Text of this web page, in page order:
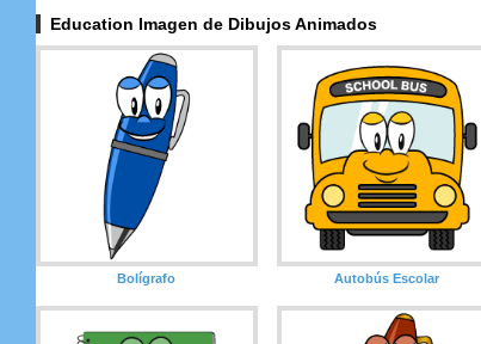
Education Imagen de Dibujos Animados
Bolígrafo Autobús Escolar